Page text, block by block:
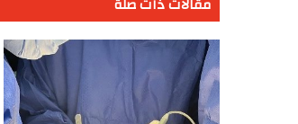
مقالات ذات صلة